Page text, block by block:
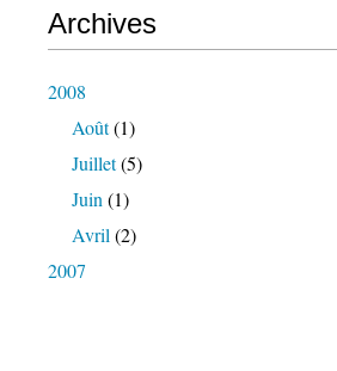
Archives
2008
Août(1)
Juillet(5)
Juin (1)
Avril (2)
2007